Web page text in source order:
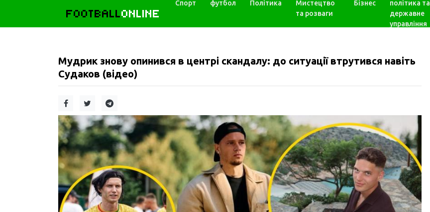
FOOTBALLONLINE
Спорт футбол Політика
Мистецтво
та розваги
Бізнес
політика та
державне
управління
Мудрик знову опинився в центрі скандалу: до ситуації втрутився навіть
Судаков (відео)